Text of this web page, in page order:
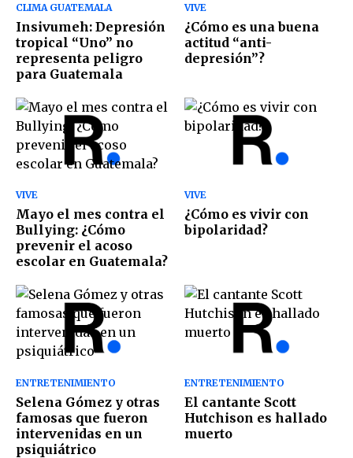
CLIMA GUATEMALA
Insivumeh: Depresión
tropical “Uno” no
representa peligro
para Guatemala
VIVE
¿Cómo es una buena
actitud “anti-
depresión”?
VIVE
Mayo el mes contra el
Bullying: ¿Cómo
prevenir el acoso
escolar en Guatemala?
VIVE
¿Cómo es vivir con
bipolaridad?
ENTRETENIMIENTO
Selena Gómez y otras
famosas que fueron
intervenidas en un
psiquiátrico
ENTRETENIMIENTO
El cantante Scott
Hutchison es hallado
muerto